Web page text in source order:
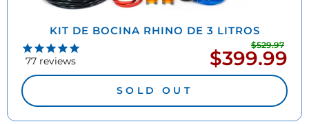
KIT DE BOCINA RHINO DE 3 LITROS
77 reviews
$529.97
Precio
de
oferta
$399.99
SOLD OUT